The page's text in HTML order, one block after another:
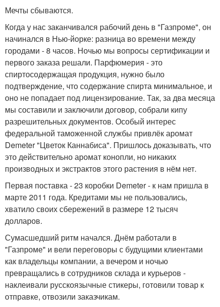
Мечты сбываются.
Когда у нас заканчивался рабочий день в "Газпроме", он
начинался в Нью-йорке: разница во времени между
городами - 8 часов. Ночью мы вопросы сертификации и
первого заказа решали. Парфюмерия - это
спиртосодержащая продукция, нужно было
подтверждение, что содержание спирта минимальное, и
оно не попадает под лицензирование. Так, за два месяца
мы составили и заключили договор, собрали кипу
разрешительных документов. Особый интерес
федеральной таможенной службы привлёк аромат
Demeter "Цветок Каннабиса". Пришлось доказывать, что
это действительно аромат конопли, но никаких
производных и экстрактов этого растения в нём нет.
Первая поставка - 23 коробки Demeter - к нам пришла в
марте 2011 года. Кредитами мы не пользовались,
хватило своих сбережений в размере 12 тысяч
долларов.
Сумасшедший ритм начался. Днём работали в
"Газпроме" и вели переговоры с будущими клиентами
как владельцы компании, а вечером и ночью
превращались в сотрудников склада и курьеров -
наклеивали русскоязычные стикеры, готовили товар к
отправке, отвозили заказчикам.